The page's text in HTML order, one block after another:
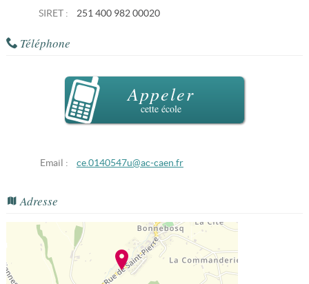
SIRET :
251 400 982 00020
Téléphone
Appeler
cette école
Email : ce.0140547u@ac-caen.fr
Adresse